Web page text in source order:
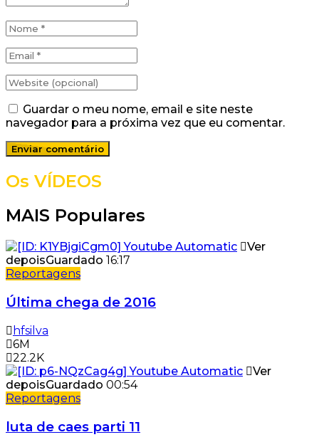
Guardar o meu nome, email e site neste
navegador para a próxima vez que eu comentar.
Os VÍDEOS
MAIS Populares
Ver
depoisGuardado 16:17
Reportagens
Última chega de 2016
hfsilva
6M
22.2K
Ver
depoisGuardado 00:54
Reportagens
luta de caes parti 11